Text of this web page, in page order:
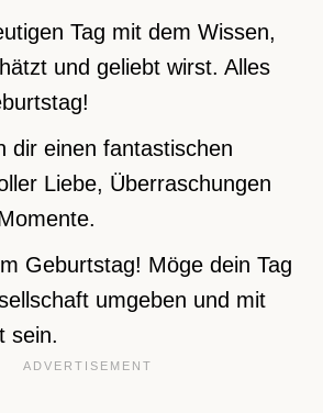
Tag mit dem Wissen,
und geliebt wirst. Alles
dir einen fantastischen
Liebe, Überraschungen
Geburtstag! Möge dein Tag
umgeben und mit
sein.